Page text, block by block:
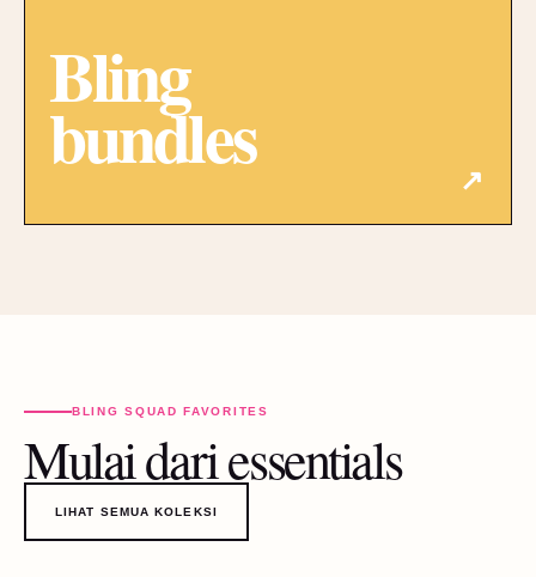
Bling
bundles ↗
BLING SQUAD FAVORITES
Mulai dari essentials
LIHAT SEMUA KOLEKSI